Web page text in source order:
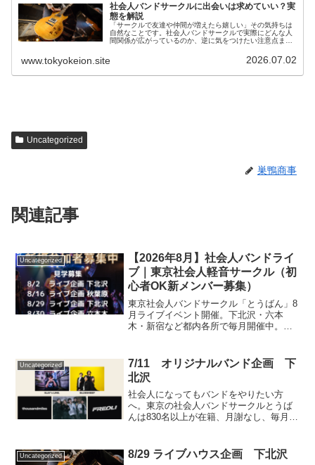
社会人バンドサークルに出会いは求めていい？実
態を解説
「サークルで友達や仲間が増えたら嬉しい」その気持ちは
自然なことです。社会人バンドサークルで実際にどんな人
間関係が広がっているのか、逆に気をつけたい注意点ま
www.tokyokeion.site 2026.07.02
Uncategorized
巣鴨商事
関連記事
Uncategorized
【2026年8月】社会人バンドライ
ブ｜東京社会人軽音サークル（初
心者OK新メンバー募集）
東京社会人バンドサークル「とうばん」8
月ライブイベント開催。下北沢・六本
木・新宿など都内各所で毎月開催中。見
Uncategorized
7/11 オリジナルバンド企画 下
北沢
社会人になってもバンドをやりたい方
へ。東京の社会人バンドサークルとうば
んは830名以上が在籍、月謝なし、毎月ラ
Uncategorized 8/29 ライブハウス企画 下北沢